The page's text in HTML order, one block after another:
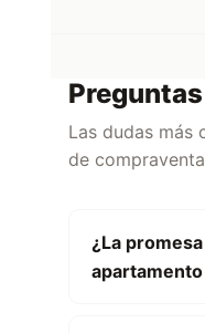
Las dudas más
de
¿La